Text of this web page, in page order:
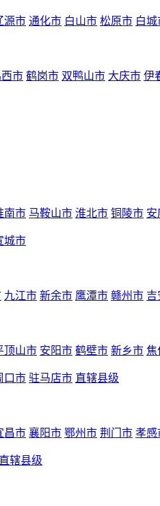
源市 通化市 白山市 松原市 白城
市 鹤岗市 双鸭山市 大庆市 伊
南市 马鞍山市 淮北市 铜陵市 安
城市
九江市 新余市 鹰潭市 赣州市 吉
顶山市 安阳市 鹤壁市 新乡市 焦
口市 驻马店市 直辖县级
昌市 襄阳市 鄂州市 荆门市 孝感
直辖县级